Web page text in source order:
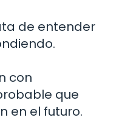
de entender
con
que
en el futuro.